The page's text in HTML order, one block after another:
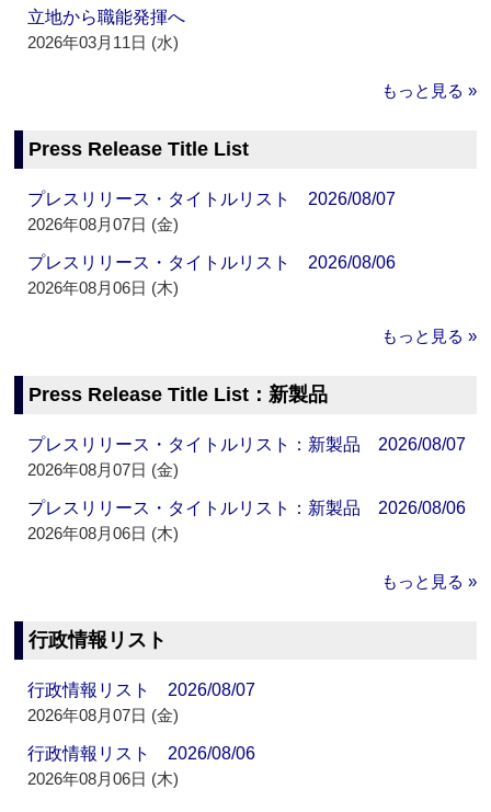
立地から職能発揮へ
2026年03月11日 (水)
もっと見る »
Press Release Title List
プレスリリース・タイトルリスト 2026/08/07
2026年08月07日 (金)
プレスリリース・タイトルリスト 2026/08/06
2026年08月06日 (木)
もっと見る »
Press Release Title List：新製品
プレスリリース・タイトルリスト：新製品 2026/08/07
2026年08月07日 (金)
プレスリリース・タイトルリスト：新製品 2026/08/06
2026年08月06日 (木)
もっと見る »
行政情報リスト
行政情報リスト 2026/08/07
2026年08月07日 (金)
行政情報リスト 2026/08/06
2026年08月06日 (木)